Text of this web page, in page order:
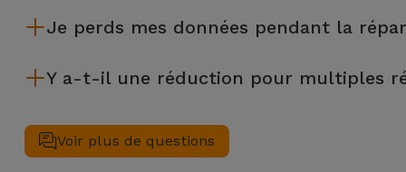
Je perds mes données pendant la
€) au cas où tu aurais besoin d'aide pour la gestion des
Y a-t-il une réduction pour multiples
une remise de 25% sur le montant de la réparation la moins
Voir plus de questions